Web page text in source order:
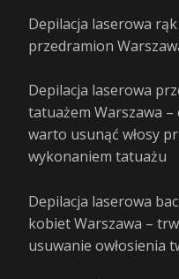
Depilacja laserowa
przedramion
Depilacja laserowa
tatuażem Warszawa –
warto usunąć włosy
wykonaniem tatuażu
Depilacja laserowa
kobiet Warszawa –
usuwanie owłosienia